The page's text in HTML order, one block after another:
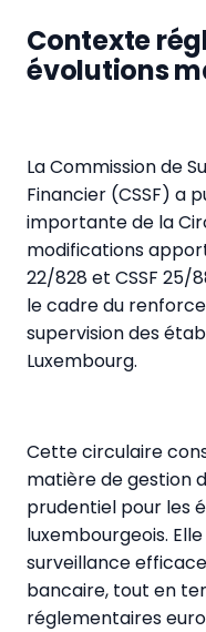
Contexte
évolutions
La Commission de
Financier (CSSF) a
importante de la
modifications
22/828 et CSSF 25/
le cadre du
supervision des
Luxembourg.
Cette circulaire
matière de gestion
prudentiel pour les
luxembourgeois.
surveillance
bancaire, tout en
réglementaires